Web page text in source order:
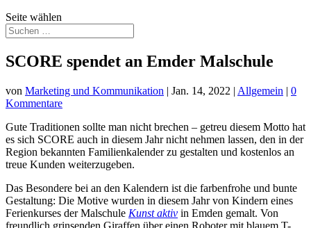
Seite wählen
SCORE spendet an Emder Malschule
von Marketing und Kommunikation | Jan. 14, 2022 | Allgemein | 0
Kommentare
Gute Traditionen sollte man nicht brechen – getreu diesem Motto hat
es sich SCORE auch in diesem Jahr nicht nehmen lassen, den in der
Region bekannten Familienkalender zu gestalten und kostenlos an
treue Kunden weiterzugeben.
Das Besondere bei an den Kalendern ist die farbenfrohe und bunte
Gestaltung: Die Motive wurden in diesem Jahr von Kindern eines
Ferienkurses der Malschule Kunst aktiv in Emden gemalt. Von
freundlich grinsenden Giraffen über einen Roboter mit blauem T-